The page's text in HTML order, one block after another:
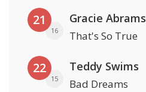
21
16
Gracie Abrams
That's So True
22
15
Teddy Swims
Bad Dreams